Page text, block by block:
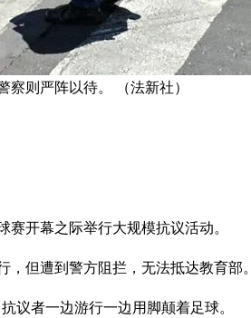
则严阵以待。 （法新社）
开幕之际举行大规模抗议活动。
但遭到警方阻拦，无法抵达教育部。
议者一边游行一边用脚颠着足球。